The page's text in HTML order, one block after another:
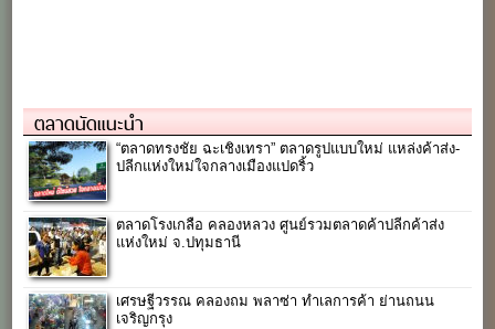
ตลาดนัดแนะนำ
“ตลาดทรงชัย ฉะเชิงเทรา” ตลาดรูปแบบใหม่ แหล่งค้าส่ง-
ปลีกแห่งใหม่ใจกลางเมืองแปดริ้ว
ตลาดโรงเกลือ คลองหลวง ศูนย์รวมตลาดค้าปลีกค้าส่ง
แห่งใหม่ จ.ปทุมธานี
เศรษฐีวรรณ คลองถม พลาซ่า ทำเลการค้า ย่านถนน
เจริญกรุง